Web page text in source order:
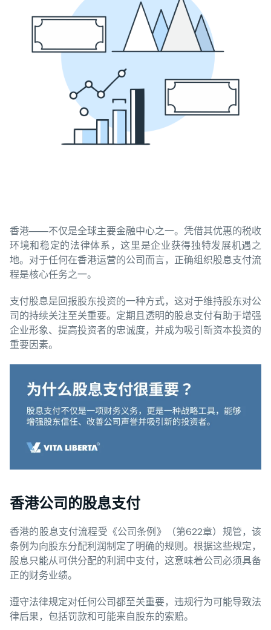
香港——不仅是全球主要金融中心之一。凭借其优惠的税收
环境和稳定的法律体系，这里是企业获得独特发展机遇之
地。对于任何在香港运营的公司而言，正确组织股息支付流
程是核心任务之一。
支付股息是回报股东投资的一种方式，这对于维持股东对公
司的持续关注至关重要。定期且透明的股息支付有助于增强
企业形象、提高投资者的忠诚度，并成为吸引新资本投资的
重要因素。
香港公司的股息支付
香港的股息支付流程受《公司条例》（第622章）规管，该
条例为向股东分配利润制定了明确的规则。根据这些规定，
股息只能从可供分配的利润中支付，这意味着公司必须具备
正的财务业绩。
遵守法律规定对任何公司都至关重要，违规行为可能导致法
律后果，包括罚款和可能来自股东的索赔。